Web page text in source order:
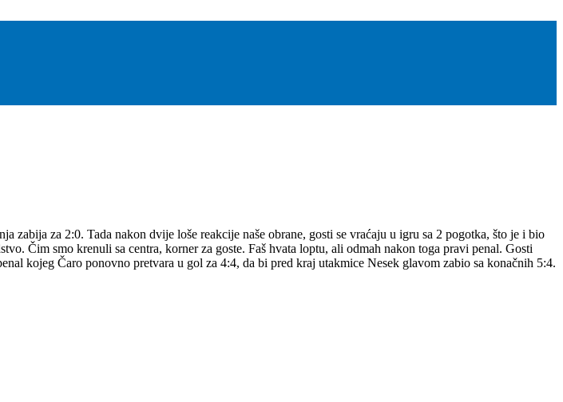
za 2:0. Tada nakon dvije loše reakcije naše obrane, gosti se vraćaju u igru sa 2 pogotka, što je i bio
Čim smo krenuli sa centra, korner za goste. Faš hvata loptu, ali odmah nakon toga pravi penal. Gosti
kojeg Čaro ponovno pretvara u gol za 4:4, da bi pred kraj utakmice Nesek glavom zabio sa konačnih 5:4.